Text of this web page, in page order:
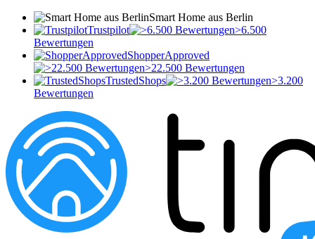
Smart Home aus Berlin
Trustpilot
>6.500
Bewertungen
ShopperApproved
>22.500 Bewertungen
TrustedShops
>3.200
Bewertungen